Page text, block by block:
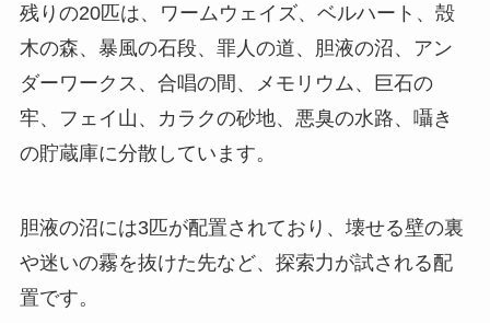
残りの20匹は、ワームウェイズ、ベルハート、殻
木の森、暴風の石段、罪人の道、胆液の沼、アン
ダーワークス、合唱の間、メモリウム、巨石の
牢、フェイ山、カラクの砂地、悪臭の水路、囁き
の貯蔵庫に分散しています。
胆液の沼には3匹が配置されており、壊せる壁の裏
や迷いの霧を抜けた先など、探索力が試される配
置です。